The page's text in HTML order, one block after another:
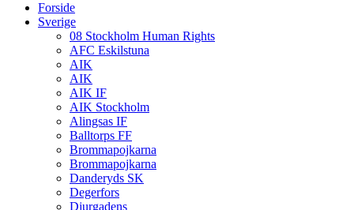
Forside
Sverige
08 Stockholm Human Rights
AFC Eskilstuna
AIK
AIK
AIK IF
AIK Stockholm
Alingsas IF
Balltorps FF
Brommapojkarna
Brommapojkarna
Danderyds SK
Degerfors
Djurgadens